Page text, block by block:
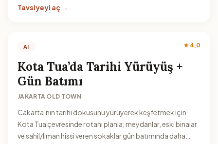
Tavsiyeyi aç →
AI ★ 4,0
Kota Tua’da Tarihi Yürüyüş +
Gün Batımı
JAKARTA OLD TOWN
Cakarta’nın tarihi dokusunu yürüyerek keşfetmek için
Kota Tua çevresinde rotanı planla; meydanlar, eski binalar
ve sahil/liman hissi veren sokaklar gün batımında daha